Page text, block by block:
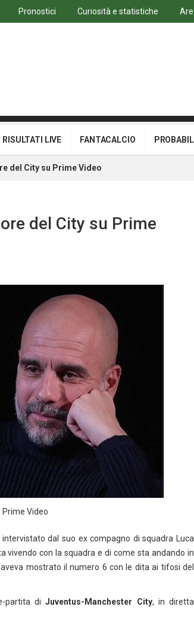
Pronostici Curiosità e statistiche
RISULTATI LIVE FANTACALCIO
del City su Prime Video
del City su Prime
Prime Video
dal suo ex compagno di squadra Luca
vivendo con la squadra e di come sta andando in
mostrato il numero 6 con le dita ai tifosi del
partita diJuventus-Manchester City, in diretta